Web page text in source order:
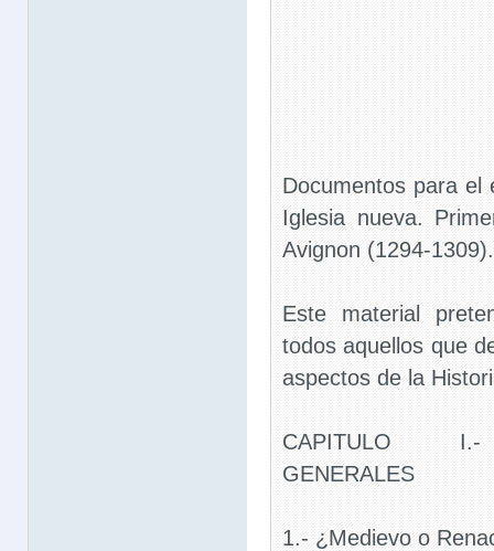
Documentos para el
Iglesia nueva.
Avignon (1294-1309).
Este material
todos aquellos que
aspectos de la
CAPITULO I.-
GENERALES
1.- ¿Medievo o